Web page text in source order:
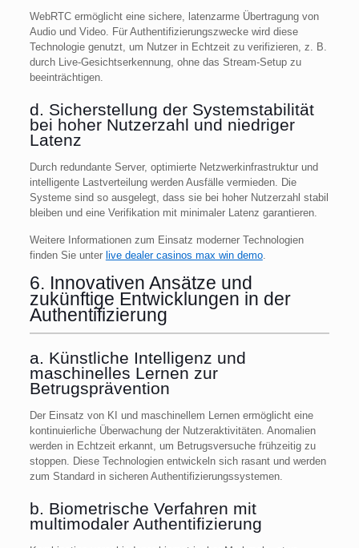
WebRTC ermöglicht eine sichere, latenzarme Übertragung von
Audio und Video. Für Authentifizierungszwecke wird diese
Technologie genutzt, um Nutzer in Echtzeit zu verifizieren, z. B.
durch Live-Gesichtserkennung, ohne das Stream-Setup zu
beeinträchtigen.
d. Sicherstellung der Systemstabilität
bei hoher Nutzerzahl und niedriger
Latenz
Durch redundante Server, optimierte Netzwerkinfrastruktur und
intelligente Lastverteilung werden Ausfälle vermieden. Die
Systeme sind so ausgelegt, dass sie bei hoher Nutzerzahl stabil
bleiben und eine Verifikation mit minimaler Latenz garantieren.
Weitere Informationen zum Einsatz moderner Technologien
finden Sie unter live dealer casinos max win demo.
6. Innovativen Ansätze und
zukünftige Entwicklungen in der
Authentifizierung
a. Künstliche Intelligenz und
maschinelles Lernen zur
Betrugsprävention
Der Einsatz von KI und maschinellem Lernen ermöglicht eine
kontinuierliche Überwachung der Nutzeraktivitäten. Anomalien
werden in Echtzeit erkannt, um Betrugsversuche frühzeitig zu
stoppen. Diese Technologien entwickeln sich rasant und werden
zum Standard in sicheren Authentifizierungssystemen.
b. Biometrische Verfahren mit
multimodaler Authentifizierung